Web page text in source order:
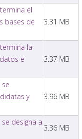
el
bases de
3.31 MB
la
e
3.37 MB
se
y
3.96 MB
designa a
3.36 MB